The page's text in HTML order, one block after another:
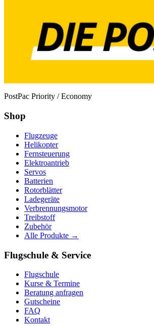
PostPac Priority / Economy
Shop
Flugzeuge
Helikopter
Fernsteuerung
Elektroantrieb
Servos
Batterien
Rotorblätter
Ladegeräte
Verbrennungsmotor
Treibstoff
Zubehör
Alle Produkte →
Flugschule & Service
Flugschule
Kurse & Termine
Beratung anfragen
Gutscheine
FAQ
Kontakt